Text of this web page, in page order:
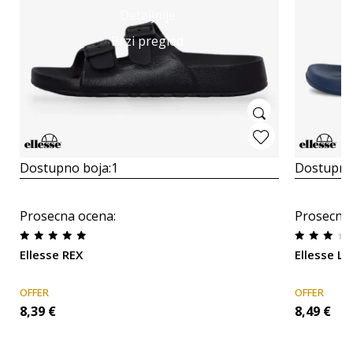
Brzi pregled
Dostupno boja:1
Prosecna ocena:
Ellesse REX
OFFER
8,39 €
Ellesse
OFFER
8,49 €